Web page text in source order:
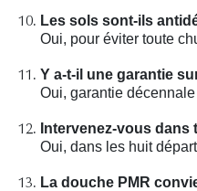
Les sols sont-ils
Oui, pour éviter toute
Y a-t-il une garantie
Oui, garantie
Intervenez-vous dans
Oui, dans les huit
La douche PMR